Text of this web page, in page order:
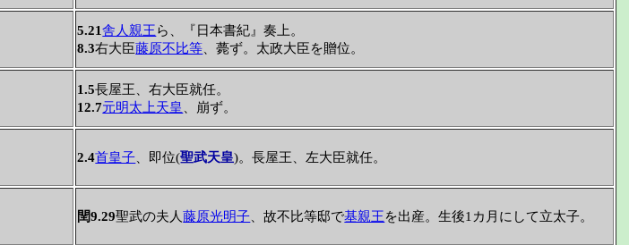
5.21舎人親王ら、『日本書紀』奏上。
8.3右大臣藤原不比等 、薨ず。太政大臣を贈位。
1.5長屋王、右大臣就任。
12.7元明太上天皇 、崩ず。
2.4首皇子 、即位(聖武天皇)。長屋王、左大臣就任。
閏9.29聖武の夫人藤原光明子 、故不比等邸で基親王を出産。生後1カ月にして立太子。